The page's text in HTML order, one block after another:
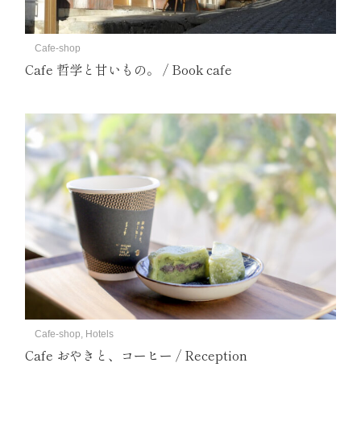
Cafe-shop
Cafe 哲学と甘いもの。 / Book cafe
Cafe-shop, Hotels
Cafe おやきと、コーヒー / Reception